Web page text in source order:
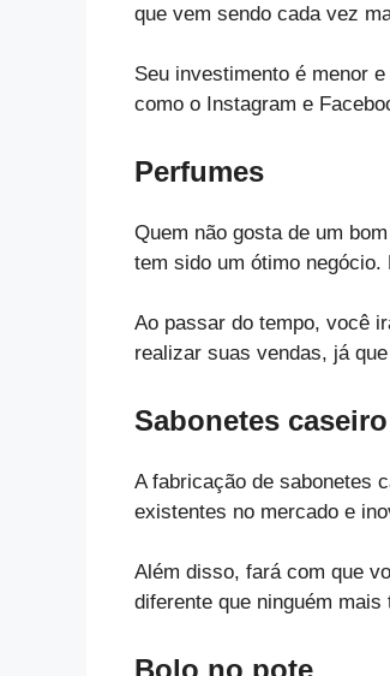
que vem sendo cada vez
Seu investimento é menor
como o Instagram e
Perfumes
Quem não gosta de um
tem sido um ótimo
Ao passar do tempo, você
realizar suas vendas, já
Sabonetes caseiro
A fabricação de sabonetes
existentes no mercado e
Além disso, fará com que
diferente que ninguém mais
Bolo no pote